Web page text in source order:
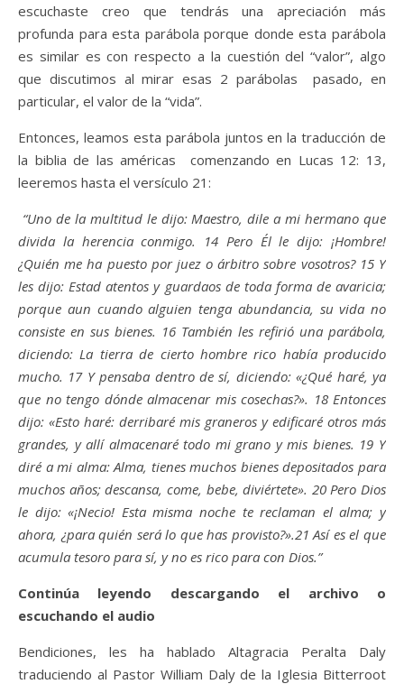
escuchaste creo que tendrás una apreciación más
profunda para esta parábola porque donde esta parábola
es similar es con respecto a la cuestión del “valor”, algo
que discutimos al mirar esas 2 parábolas pasado, en
particular, el valor de la “vida”.
Entonces, leamos esta parábola juntos en la traducción de
la biblia de las américas comenzando en Lucas 12: 13,
leeremos hasta el versículo 21:
“Uno de la multitud le dijo: Maestro, dile a mi hermano que
divida la herencia conmigo. 14 Pero Él le dijo: ¡Hombre!
¿Quién me ha puesto por juez o árbitro sobre vosotros? 15 Y
les dijo: Estad atentos y guardaos de toda forma de avaricia;
porque aun cuando alguien tenga abundancia, su vida no
consiste en sus bienes. 16 También les refirió una parábola,
diciendo: La tierra de cierto hombre rico había producido
mucho. 17 Y pensaba dentro de sí, diciendo: «¿Qué haré, ya
que no tengo dónde almacenar mis cosechas?». 18 Entonces
dijo: «Esto haré: derribaré mis graneros y edificaré otros más
grandes, y allí almacenaré todo mi grano y mis bienes. 19 Y
diré a mi alma: Alma, tienes muchos bienes depositados para
muchos años; descansa, come, bebe, diviértete». 20 Pero Dios
le dijo: «¡Necio! Esta misma noche te reclaman el alma; y
ahora, ¿para quién será lo que has provisto?».21 Así es el que
acumula tesoro para sí, y no es rico para con Dios.”
Continúa leyendo descargando el archivo o
escuchando el audio
Bendiciones, les ha hablado Altagracia Peralta Daly
traduciendo al Pastor William Daly de la Iglesia Bitterroot